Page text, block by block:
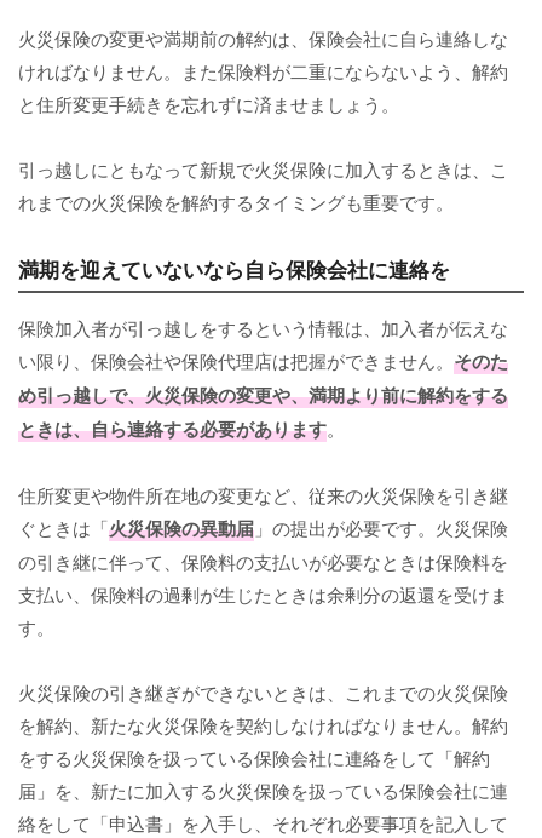
火災保険の変更や満期前の解約は、保険会社に自ら連絡しな
ければなりません。また保険料が二重にならないよう、解約
と住所変更手続きを忘れずに済ませましょう。
引っ越しにともなって新規で火災保険に加入するときは、こ
れまでの火災保険を解約するタイミングも重要です。
満期を迎えていないなら自ら保険会社に連絡を
保険加入者が引っ越しをするという情報は、加入者が伝えな
い限り、保険会社や保険代理店は把握ができません。 そのた
め引っ越しで、火災保険の変更や、満期より前に解約をする
ときは、自ら連絡する必要があります。
住所変更や物件所在地の変更など、従来の火災保険を引き継
ぐときは「火災保険の異動届 」の提出が必要です。火災保険
の引き継に伴って、保険料の支払いが必要なときは保険料を
支払い、保険料の過剰が生じたときは余剰分の返還を受けま
す。
火災保険の引き継ぎができないときは、これまでの火災保険
を解約、新たな火災保険を契約しなければなりません。解約
をする火災保険を扱っている保険会社に連絡をして「解約
届」を、新たに加入する火災保険を扱っている保険会社に連
絡をして「申込書」を入手し、それぞれ必要事項を記入して